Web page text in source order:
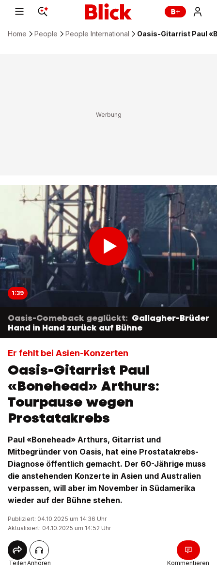
Home People People International Oasis-Gitarrist Paul
1:39
Oasis-Comeback geglückt: Gallagher-Brüder
Hand in Hand zurück auf Bühne
Er fehlt bei Asien-Konzerten
Oasis-Gitarrist Paul
«Bonehead» Arthurs:
Tourpause wegen
Prostatakrebs
Paul «Bonehead» Arthurs, Gitarrist und
Mitbegründer von Oasis, hat eine Prostatakrebs-
Diagnose öffentlich gemacht. Der 60-Jährige muss
die anstehenden Konzerte in Asien und Australien
verpassen, will aber im November in Südamerika
wieder auf der Bühne stehen.
Publiziert: 04.10.2025 um 14:36 Uhr
Aktualisiert: 04.10.2025 um 14:52 Uhr
TeilenAnhören Kommentieren